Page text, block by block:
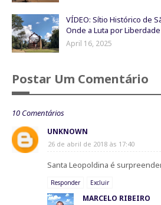
VÍDEO: Sítio Histórico de
Onde a Luta por
April 16, 2025
Postar Um Comentário
10 Comentários
UNKNOWN
26 de abril de 2018 às 17:40
Santa Leopoldina é
Responder Excluir
MARCELO RIBEIRO